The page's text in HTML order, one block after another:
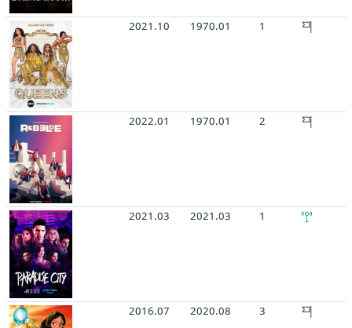
2021.10 1970.01 1
2022.01 1970.01 2
2021.03 2021.03 1
2016.07 2020.08 3